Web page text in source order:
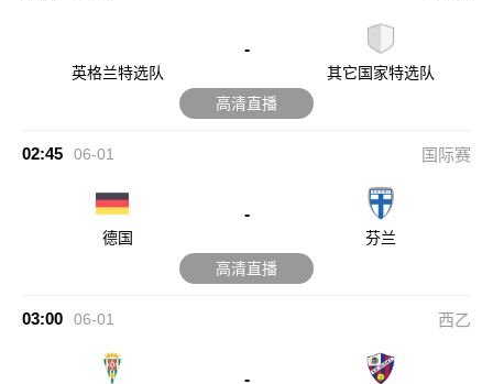
英格兰特选队
-
其它国家特选队
高清直播
02:45 06-01 国际赛
德国
-
芬兰
高清直播
03:00 06-01 西乙
-